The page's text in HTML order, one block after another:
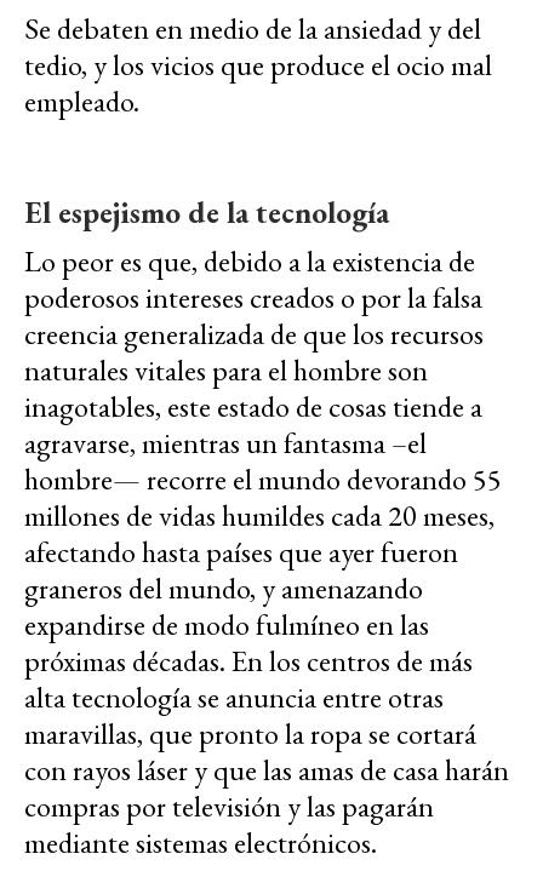
Se debaten en medio de la ansiedad y del
tedio, y los vicios que produce el ocio mal
empleado.
El espejismo de la tecnología
Lo peor es que, debido a la existencia de
poderosos intereses creados o por la falsa
creencia generalizada de que los recursos
naturales vitales para el hombre son
inagotables, este estado de cosas tiende a
agravarse, mientras un fantasma –el
hombre— recorre el mundo devorando 55
millones de vidas humildes cada 20 meses,
afectando hasta países que ayer fueron
graneros del mundo, y amenazando
expandirse de modo fulmíneo en las
próximas décadas. En los centros de más
alta tecnología se anuncia entre otras
maravillas, que pronto la ropa se cortará
con rayos láser y que las amas de casa harán
compras por televisión y las pagarán
mediante sistemas electrónicos.